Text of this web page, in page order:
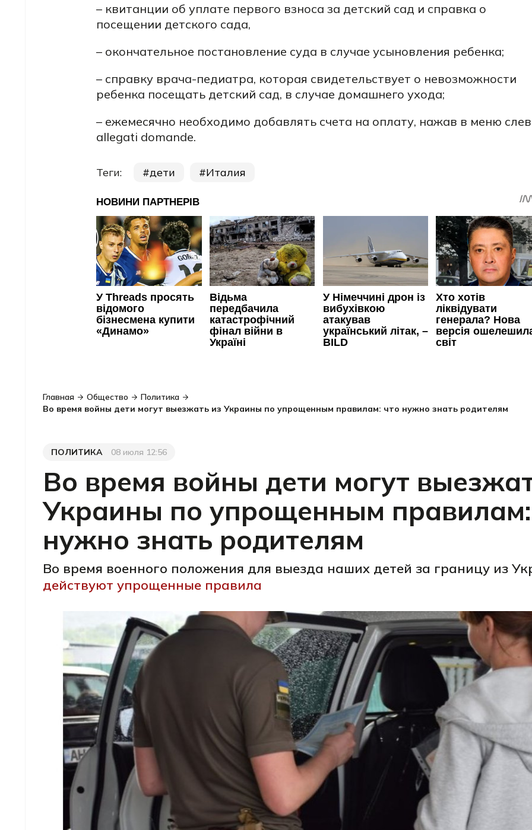
– квитанции об уплате первого взноса за детский сад и справка о
посещении детского сада,
– окончательное постановление суда в случае усыновления ребенка;
– справку врача-педиатра, которая свидетельствует о невозможности
ребенка посещать детский сад, в случае домашнего ухода;
– ежемесячно необходимо добавлять счета на оплату, нажав в меню
allegati domande.
Теги: дети Италия
Главная Общество
Политика
Во время войны дети могут выезжать из Украины по упрощенным правилам: что нужно знать родителям
Категория
ПОЛИТИКА
Дата публикации
08 июля 12:56
Во время войны дети могут
Украины по упрощенным
нужно знать родителям
Во время военного положения для выезда наших детей за границу из
действуют упрощенные правила